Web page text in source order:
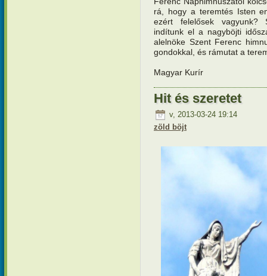
rá, hogy a teremtés Isten
ezért felelősek vagyunk?
indítunk el a nagyböjti
alelnöke Szent Ferenc
gondokkal, és rámutat a
Magyar Kurír
Hit és szeretet
v, 2013-03-24 19:14
zöld böjt